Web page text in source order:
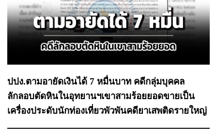
ปปง.ตามอายัดเงินได้ 7 หมื่นบาท คดีกลุ่มบุคคล
ลักลอบตัดหินในอุทยานฯเขาสามร้อยยอดขายเป็น
เครื่องประดับนักท่องเที่ยวพัวพันคดียาเสพติดรายใหญ่